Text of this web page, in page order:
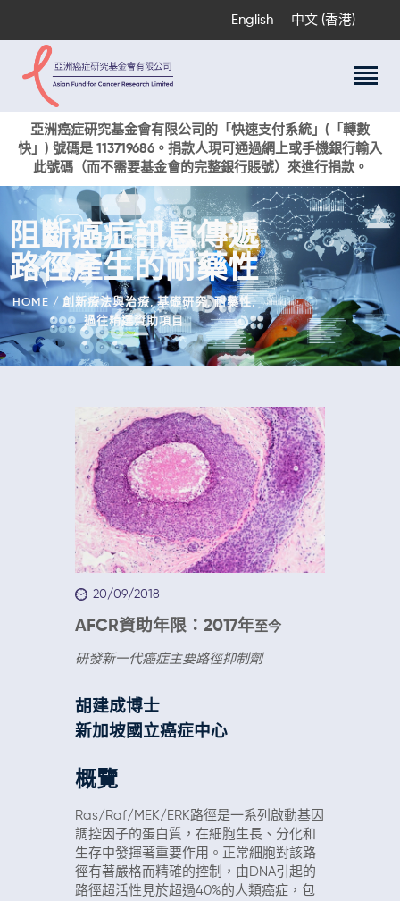
English 中文 (香港)
亞洲癌症研究基金會有限公司的「快速支付系統」(「轉數
快」) 號碼是 113719686。捐款人現可通過網上或手機銀行輸入
此號碼（而不需要基金會的完整銀行賬號）來進行捐款。
阻斷癌症訊息傳遞
路徑產生的耐藥性
HOME 創新療法與治療,基礎研究,耐藥性,
過往精選資助項目
關於我們
科研項目
活動與獎項
新聞
捐款支持
現在捐贈
20/09/2018
AFCR資助年限：2017年至今
研發新一代癌症主要路徑抑制劑
胡建成博士
新加坡國立癌症中心
概覽
Ras/Raf/MEK/ERK路徑是一系列啟動基因
調控因子的蛋白質，在細胞生長、分化和
生存中發揮著重要作用。正常細胞對該路
徑有著嚴格而精確的控制，由DNA引起的
路徑超活性見於超過40%的人類癌症，包